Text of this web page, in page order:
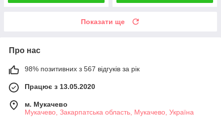
Показати ще
Про нас
98% позитивних з 567 відгуків за рік
Працює з 13.05.2020
м. Мукачево
Мукачево, Закарпатська область, Мукачево, Україна